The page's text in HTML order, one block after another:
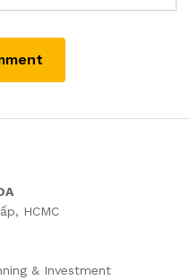
HCMC
& Investment